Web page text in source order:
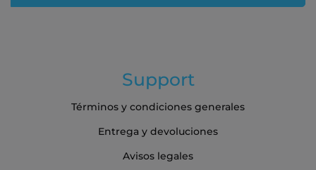
noticias:
Support
Términos y condiciones generales
Entrega y devoluciones
Avisos legales